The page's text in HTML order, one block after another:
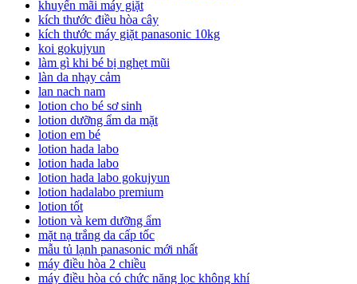
khuyến mãi máy giặt
kích thước điều hòa cây
kích thước máy giặt panasonic 10kg
koi gokujyun
làm gì khi bé bị nghẹt mũi
làn da nhạy cảm
lan nach nam
lotion cho bé sơ sinh
lotion dưỡng ẩm da mặt
lotion em bé
lotion hada labo
lotion hada labo
lotion hada labo gokujyun
lotion hadalabo premium
lotion tốt
lotion và kem dưỡng ẩm
mặt nạ trắng da cấp tốc
mẫu tủ lạnh panasonic mới nhất
máy điều hòa 2 chiều
máy điều hòa có chức năng lọc không khí